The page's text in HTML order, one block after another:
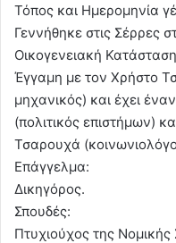
Τόπος και Ημερομηνία
Γεννήθηκε στις Σέρρες
Οικογενειακή
Έγγαμη με τον Χρήστο
μηχανικός) και έχει
(πολιτικός επιστήμων)
Τσαρουχά
Επάγγελμα:
Δικηγόρος.
Σπουδές:
Πτυχιούχος της Νομικής